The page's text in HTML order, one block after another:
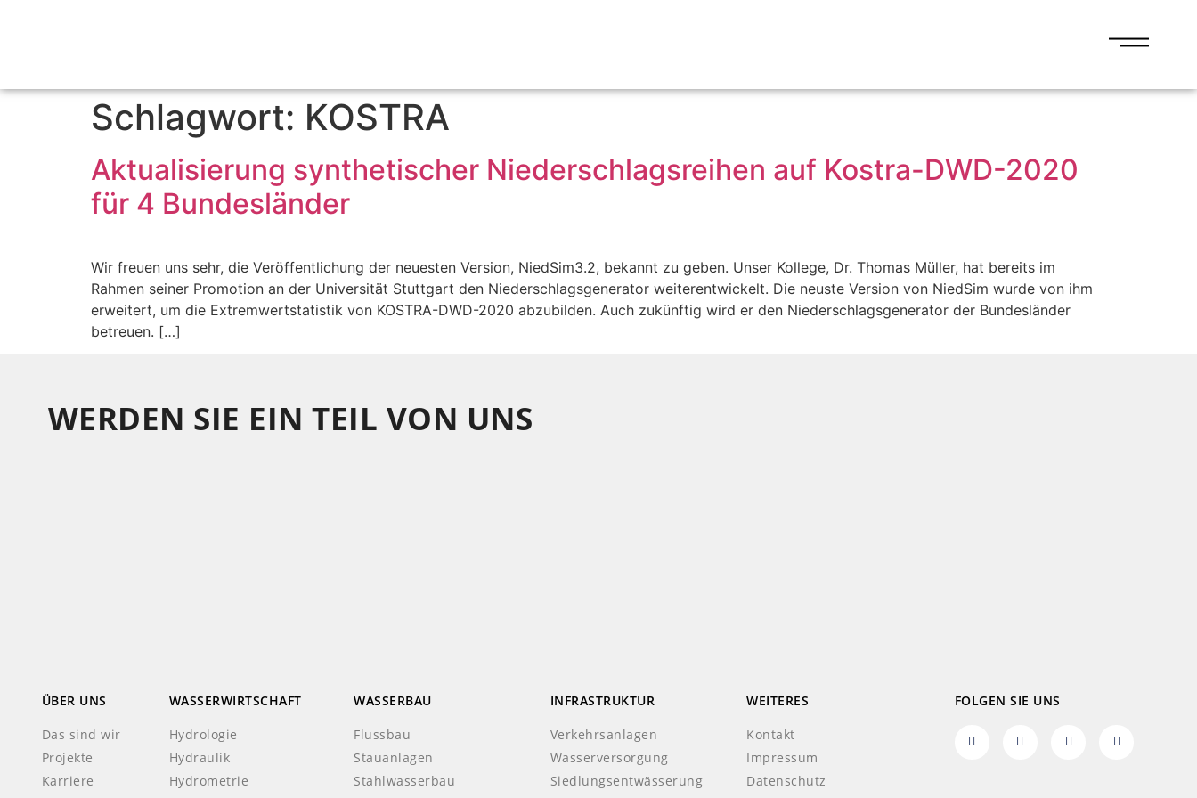
Schlagwort: KOSTRA
Aktualisierung synthetischer Niederschlagsreihen auf Kostra-DWD-2020
für 4 Bundesländer
Wir freuen uns sehr, die Veröffentlichung der neuesten Version, NiedSim3.2, bekannt zu geben. Unser Kollege, Dr. Thomas Müller, hat bereits im
Rahmen seiner Promotion an der Universität Stuttgart den Niederschlagsgenerator weiterentwickelt. Die neuste Version von NiedSim wurde von ihm
erweitert, um die Extremwertstatistik von KOSTRA-DWD-2020 abzubilden. Auch zukünftig wird er den Niederschlagsgenerator der Bundesländer
betreuen. […]
WERDEN SIE EIN TEIL VON UNS
ÜBER UNS
Das sind wir
Projekte
Karriere
WASSERWIRTSCHAFT
Hydrologie
Hydraulik
Hydrometrie
WASSERBAU
Flussbau
Stauanlagen
Stahlwasserbau
INFRASTRUKTUR
Verkehrsanlagen
Wasserversorgung
Siedlungsentwässerung
WEITERES
Kontakt
Impressum
Datenschutz
FOLGEN SIE UNS